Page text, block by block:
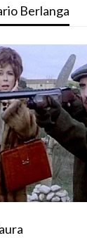
Berlanga